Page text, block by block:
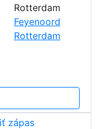
Feyenoord
Rotterdam
zápas